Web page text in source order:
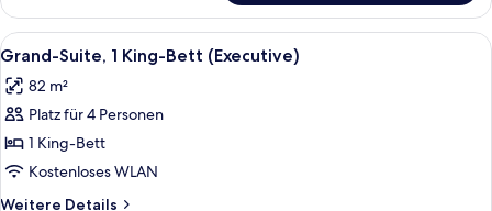
Suite,
2 Einzelbetten
Alle
Fotos
für
Grand-
Suite,
1 King-
Bett
Ein ordentlich bezogenes Bett mit
4
Grand-Suite, 1 King-Bett (Executive)
82 m²
Platz für 4 Personen
1 King-Bett
Kostenloses WLAN
Weitere Details
Weitere